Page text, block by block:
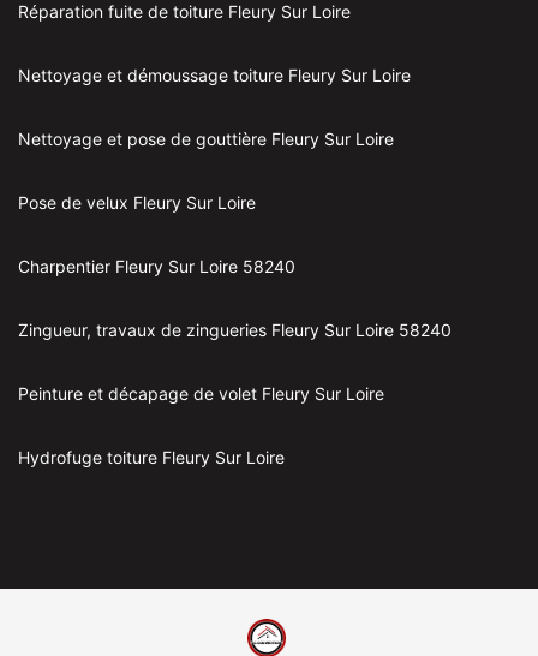
Réparation fuite de toiture Fleury Sur Loire
Nettoyage et démoussage toiture Fleury Sur Loire
Nettoyage et pose de gouttière Fleury Sur Loire
Pose de velux Fleury Sur Loire
Charpentier Fleury Sur Loire 58240
Zingueur, travaux de zingueries Fleury Sur Loire 58240
Peinture et décapage de volet Fleury Sur Loire
Hydrofuge toiture Fleury Sur Loire